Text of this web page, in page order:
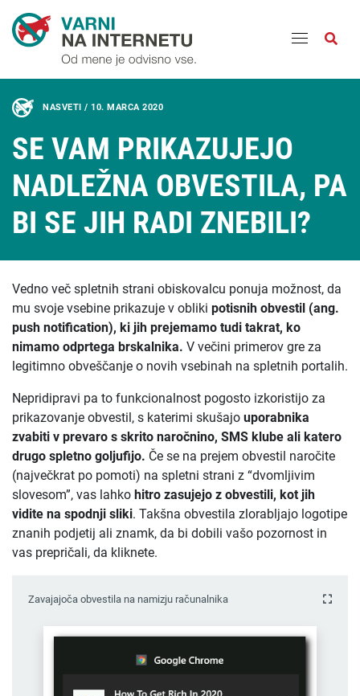
NASVETI /10. MARCA 2020
SE VAM PRIKAZUJEJO
NADLEŽNA OBVESTILA, PA
BI SE JIH RADI ZNEBILI?
Vedno več spletnih strani obiskovalcu ponuja možnost, da
mu svoje vsebine prikazuje v obliki potisnih obvestil (ang.
push notification), ki jih prejemamo tudi takrat, ko
nimamo odprtega brskalnika. V večini primerov gre za
legitimno obveščanje o novih vsebinah na spletnih portalih.
Nepridipravi pa to funkcionalnost pogosto izkoristijo za
prikazovanje obvestil, s katerimi skušajo uporabnika
zvabiti v prevaro s skrito naročnino, SMS klube ali katero
drugo spletno goljufijo. Če se na prejem obvestil naročite
(največkrat po pomoti) na spletni strani z “dvomljivim
slovesom”, vas lahko hitro zasujejo z obvestili, kot jih
vidite na spodnji sliki. Takšna obvestila zlorabljajo logotipe
znanih podjetij ali znamk, da bi dobili vašo pozornost in
vas prepričali, da kliknete.
Zavajajoča obvestila na namizju računalnika